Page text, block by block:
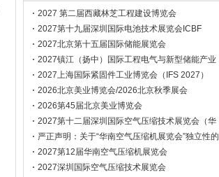
2027 第二届西藏林芝工程建设博览会
2027第十九届深圳国际电池技术展览会ICBF
2027北京第十五届国际储能展览会
2027镇江（扬中）国际工程电气与新型储能产业
博览会
2027上海国际紧固件工业博览会（IFS 2027）
2026北京美业博览会/2026北京秋季展会
2026第45届北京美业博览会
2027第十二届深圳国际空气压缩技术展览会（华
南空压机展会）
严正声明：关于“华南空气压缩机展览会”独立性的
声明
2027第12届华南空气压缩机展览会
2027深圳国际空气压缩技术展览会